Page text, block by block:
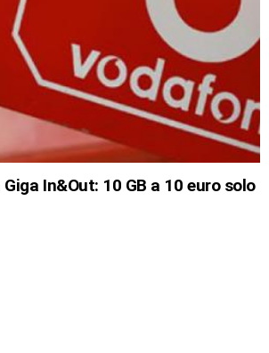
In&Out: 10 GB a 10 euro solo